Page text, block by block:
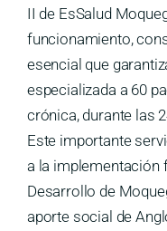
II de EsSalud
funcionamiento,
esencial que
especializada a 60
crónica, durante las
Este importante
a la implementación
Desarrollo de
aporte social de